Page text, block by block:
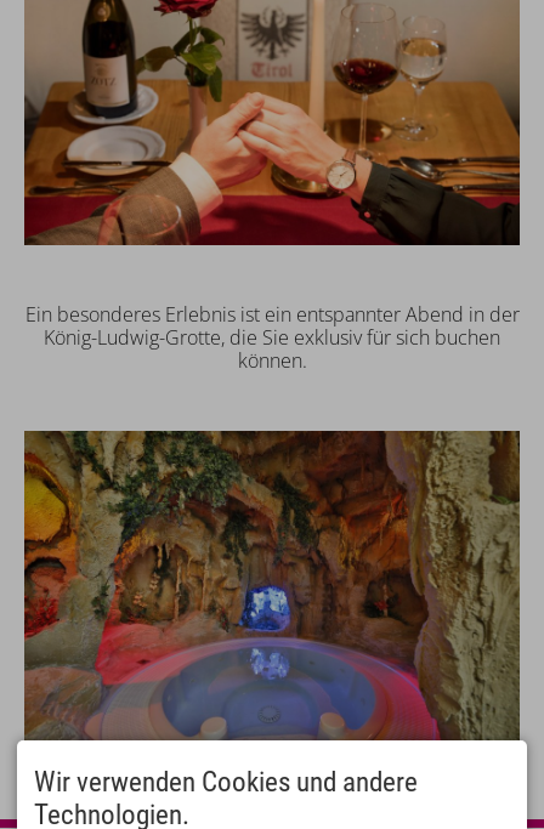
Ein besonderes Erlebnis ist ein entspannter Abend in der
König-Ludwig-Grotte, die Sie exklusiv für sich buchen
können.
Wir verwenden Cookies und andere
Technologien.